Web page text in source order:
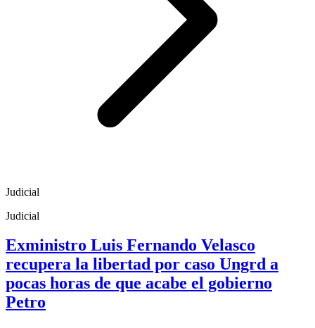
Judicial
Judicial
Exministro Luis Fernando Velasco
recupera la libertad por caso Ungrd a
pocas horas de que acabe el gobierno
Petro